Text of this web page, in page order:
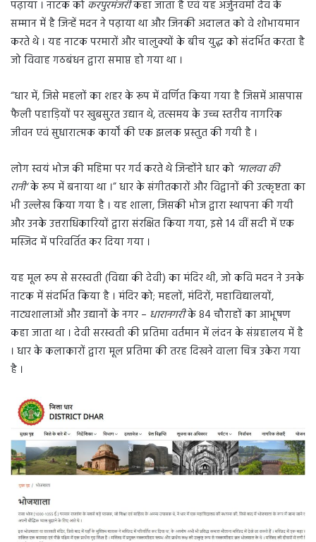
पढ़ाया । नाटक को करपुरमंजरीकहा जाता है एवं यह अर्जुनवर्मा देव के
सम्मान में है जिन्हें मदन ने पढ़ाया था और जिनकी अदालत को वे शोभायमान
करते थे । यह नाटक परमारों और चालुक्यों के बीच युद्ध को संदर्भित करता है
जो विवाह गठबंधन द्वारा समाप्त हो गया था ।
“धार में, जिसे महलों का शहर के रूप में वर्णित किया गया है जिसमें आसपास
फैली पहाड़ियों पर खुबसुरत उद्यान थे, तत्समय के उच्च स्तरीय नागरिक
जीवन एवं सुधारात्मक कार्यों की एक झलक प्रस्तुत की गयी है ।
लोग स्वयं भोज की महिमा पर गर्व करते थे जिन्होंने धार को ‘मालवा की
रानी’के रूप में बनाया था ।” धार के संगीतकारों और विद्वानों की उत्कृष्टता का
भी उल्लेख किया गया है । यह शाला, जिसकी भोज द्वारा स्थापना की गयी
और उनके उत्तराधिकारियों द्वारा संरक्षित किया गया, इसे 14 वीं सदी में एक
मस्जिद में परिवर्तित कर दिया गया ।
यह मूल रूप से सरस्वती (विद्या की देवी) का मंदिर थी, जो कवि मदन ने उनके
नाटक में संदर्भित किया है । मंदिर को; महलों, मंदिरों, महाविद्यालयों,
नाट्यशालाओं और उद्यानों के नगर – धारानगरीके 84 चौराहों का आभूषण
कहा जाता था । देवी सरस्वती की प्रतिमा वर्तमान में लंदन के संग्रहालय में है
। धार के कलाकारों द्वारा मूल प्रतिमा की तरह दिखने वाला चित्र उकेरा गया
है ।